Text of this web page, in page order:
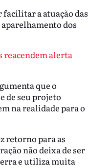
a atuação das
dos
reacendem alerta
que o
de seu projeto
na realidade para o
retorno para as
não deixa de ser
e utiliza muita